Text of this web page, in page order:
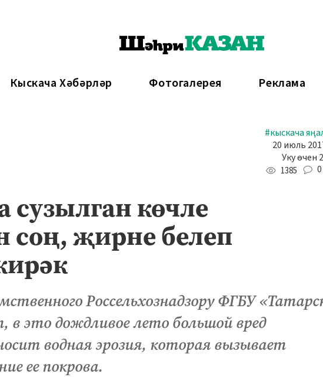
Кыскача Хәбәрләр Фотогалерея Реклама
#кыскача
20 июль
Уку өчен
1385 0
сузылган көчле
соң, җирне белеп
Россельхознадзору ФГБУ
это дождливое лето большой вред
водная эрозия, которая вызывает
ее покрова.